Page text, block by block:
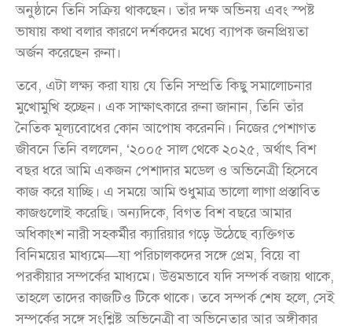
অনুষ্ঠানে তিনি সক্রিয় থাকছেন। তাঁর দক্ষ অভিনয় এবং স্পষ্ট
ভাষায় কথা বলার কারণে দর্শকদের মধ্যে ব্যাপক জনপ্রিয়তা
অর্জন করেছেন রুনা।
তবে, এটা লক্ষ্য করা যায় যে তিনি সম্প্রতি কিছু সমালোচনার
মুখোমুখি হচ্ছেন। এক সাক্ষাৎকারে রুনা জানান, তিনি তাঁর
নৈতিক মূল্যবোধের কোন আপোষ করেননি। নিজের পেশাগত
জীবনে তিনি বললেন, ‘২০০৫ সাল থেকে ২০২৫, অর্থাৎ বিশ
বছর ধরে আমি একজন পেশাদার মডেল ও অভিনেত্রী হিসেবে
কাজ করে যাচ্ছি। এ সময়ে আমি শুধুমাত্র ভালো লাগা প্রস্তাবিত
কাজগুলোই করেছি। অন্যদিকে, বিগত বিশ বছরে আমার
অধিকাংশ নারী সহকর্মীর ক্যারিয়ার গড়ে উঠেছে ব্যক্তিগত
বিনিময়ের মাধ্যমে—যা পরিচালকদের সঙ্গে প্রেম, বিয়ে বা
পরকীয়ার সম্পর্কের মাধ্যমে। উত্তমভাবে যদি সম্পর্ক বজায় থাকে,
তাহলে তাদের কাজটিও টিকে থাকে। তবে সম্পর্ক শেষ হলে, সেই
সম্পর্কের সঙ্গে সংশ্লিষ্ট অভিনেত্রী বা অভিনেতার আর অঙ্গীকার